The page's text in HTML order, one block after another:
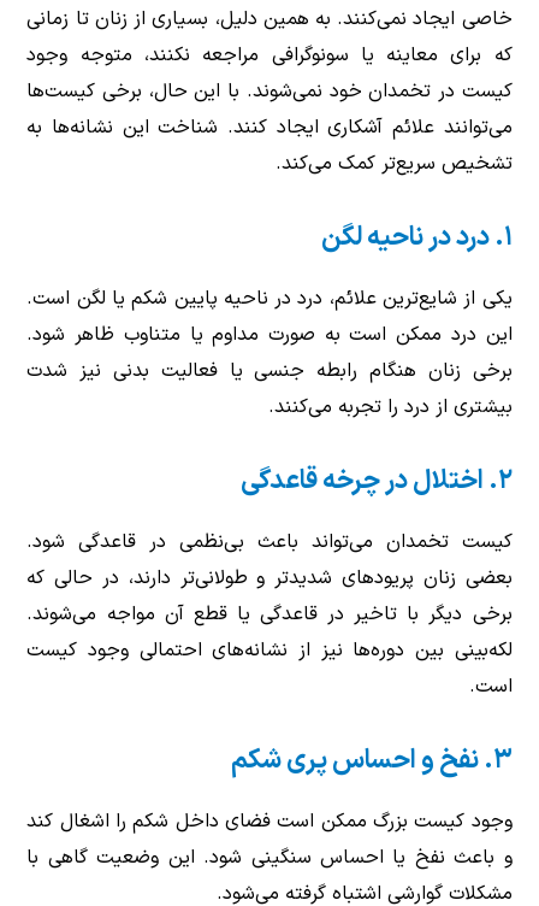
خاصی ایجاد نمی‌کنند. به همین دلیل، بسیاری از زنان تا زمانی
که برای معاینه یا سونوگرافی مراجعه نکنند، متوجه وجود
کیست در تخمدان خود نمی‌شوند. با این حال، برخی کیست‌ها
می‌توانند علائم آشکاری ایجاد کنند. شناخت این نشانه‌ها به
تشخیص سریع‌تر کمک می‌کند.
۱. درد در ناحیه لگن
یکی از شایع‌ترین علائم، درد در ناحیه پایین شکم یا لگن است.
این درد ممکن است به صورت مداوم یا متناوب ظاهر شود.
برخی زنان هنگام رابطه جنسی یا فعالیت بدنی نیز شدت
بیشتری از درد را تجربه می‌کنند.
۲. اختلال در چرخه قاعدگی
کیست تخمدان می‌تواند باعث بی‌نظمی در قاعدگی شود.
بعضی زنان پریودهای شدیدتر و طولانی‌تر دارند، در حالی که
برخی دیگر با تاخیر در قاعدگی یا قطع آن مواجه می‌شوند.
لکه‌بینی بین دوره‌ها نیز از نشانه‌های احتمالی وجود کیست
است.
۳. نفخ و احساس پری شکم
وجود کیست بزرگ ممکن است فضای داخل شکم را اشغال کند
و باعث نفخ یا احساس سنگینی شود. این وضعیت گاهی با
مشکلات گوارشی اشتباه گرفته می‌شود.